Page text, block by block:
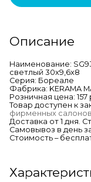
Описание
Наименование:
светлый 30x9,6x8
Серия: Бореале
Фабрика: KERAMA
Розничная цена: 157
Товар доступен к
фирменных салонов
Доставка от 1 дня.
Самовывоз в день
Стоимость –